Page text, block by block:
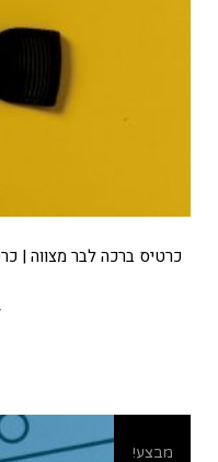
כרטיס ברכה לבר מצווה |
מבצע!